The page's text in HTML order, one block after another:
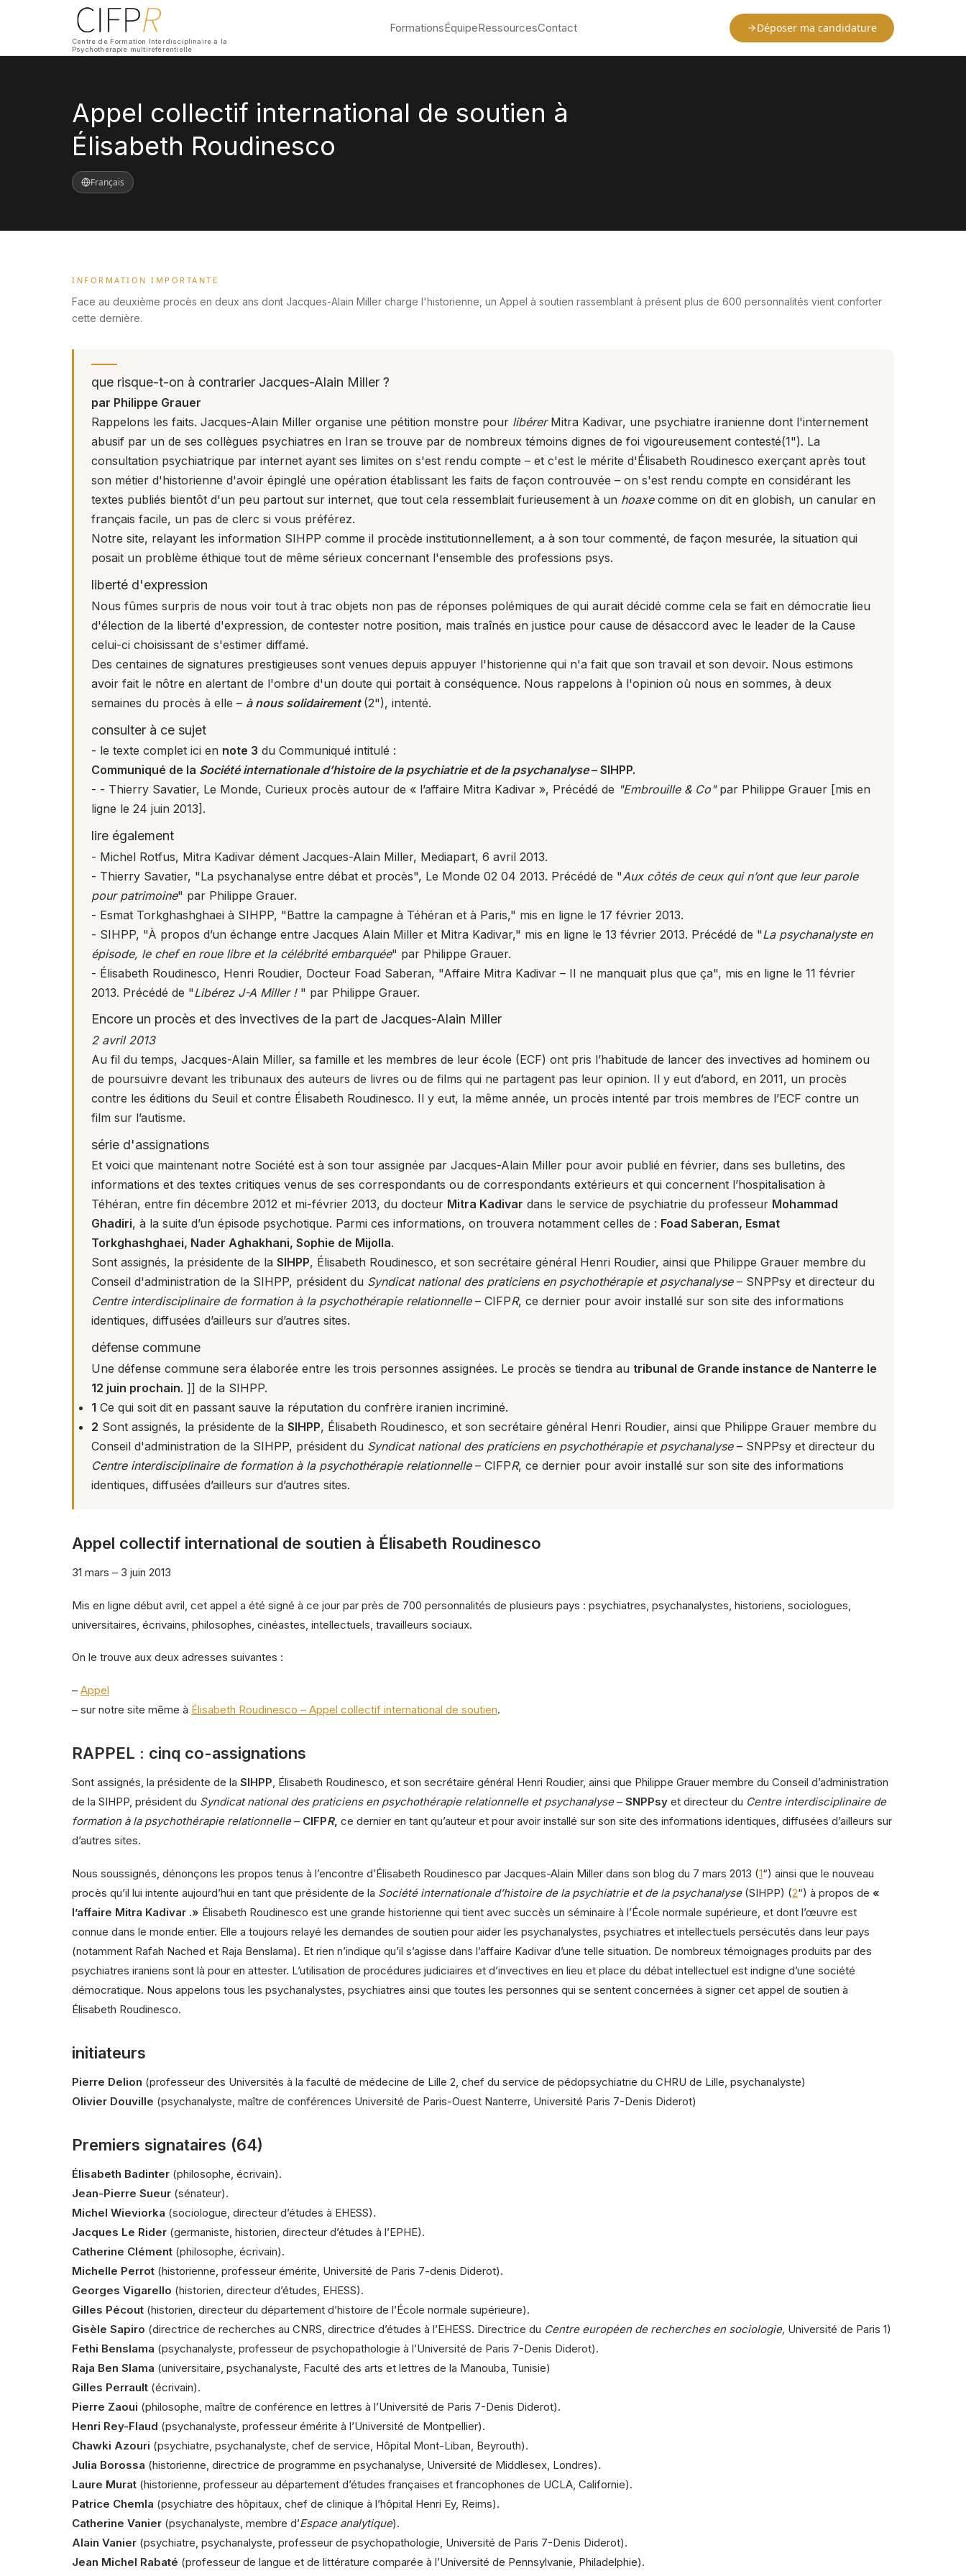
Centre de Formation Interdisciplinaire à la
Psychothérapie multiréférentielle
FormationsÉquipeRessourcesContact Déposer ma candidature
Appel collectif international de soutien à
Élisabeth Roudinesco
Français
INFORMATION IMPORTANTE
Face au deuxième procès en deux ans dont Jacques-Alain Miller charge l'historienne, un Appel à soutien rassemblant à présent plus de 600 personnalités vient conforter
cette dernière.
que risque-t-on à contrarier Jacques-Alain Miller ?
par Philippe Grauer
Rappelons les faits. Jacques-Alain Miller organise une pétition monstre pour libérerMitra Kadivar, une psychiatre iranienne dont l'internement
abusif par un de ses collègues psychiatres en Iran se trouve par de nombreux témoins dignes de foi vigoureusement contesté(1"). La
consultation psychiatrique par internet ayant ses limites on s'est rendu compte – et c'est le mérite d'Élisabeth Roudinesco exerçant après tout
son métier d'historienne d'avoir épinglé une opération établissant les faits de façon controuvée – on s'est rendu compte en considérant les
textes publiés bientôt d'un peu partout sur internet, que tout cela ressemblait furieusement à un hoaxecomme on dit en globish, un canular en
français facile, un pas de clerc si vous préférez.
Notre site, relayant les information SIHPP comme il procède institutionnellement, a à son tour commenté, de façon mesurée, la situation qui
posait un problème éthique tout de même sérieux concernant l'ensemble des professions psys.
liberté d'expression
Nous fûmes surpris de nous voir tout à trac objets non pas de réponses polémiques de qui aurait décidé comme cela se fait en démocratie lieu
d'élection de la liberté d'expression, de contester notre position, mais traînés en justice pour cause de désaccord avec le leader de la Cause
celui-ci choisissant de s'estimer diffamé.
Des centaines de signatures prestigieuses sont venues depuis appuyer l'historienne qui n'a fait que son travail et son devoir. Nous estimons
avoir fait le nôtre en alertant de l'ombre d'un doute qui portait à conséquence. Nous rappelons à l'opinion où nous en sommes, à deux
semaines du procès à elle – à nous solidairement (2"), intenté.
consulter à ce sujet
- le texte complet ici en note 3 du Communiqué intitulé :
Communiqué de la Société internationale d’histoire de la psychiatrie et de la psychanalyse– SIHPP.
- - Thierry Savatier, Le Monde, Curieux procès autour de « l’affaire Mitra Kadivar », Précédé de "Embrouille & Co"par Philippe Grauer [mis en
ligne le 24 juin 2013].
lire également
- Michel Rotfus, Mitra Kadivar dément Jacques-Alain Miller, Mediapart, 6 avril 2013.
- Thierry Savatier, "La psychanalyse entre débat et procès", Le Monde 02 04 2013. Précédé de "Aux côtés de ceux qui n’ont que leur parole
pour patrimoine" par Philippe Grauer.
- Esmat Torkghashghaei à SIHPP, "Battre la campagne à Téhéran et à Paris," mis en ligne le 17 février 2013.
- SIHPP, "À propos d’un échange entre Jacques Alain Miller et Mitra Kadivar," mis en ligne le 13 février 2013. Précédé de "La psychanalyste en
épisode, le chef en roue libre et la célébrité embarquée" par Philippe Grauer.
- Élisabeth Roudinesco, Henri Roudier, Docteur Foad Saberan, "Affaire Mitra Kadivar – Il ne manquait plus que ça", mis en ligne le 11 février
2013. Précédé de "Libérez J-A Miller !" par Philippe Grauer.
Encore un procès et des invectives de la part de Jacques-Alain Miller
2 avril 2013
Au fil du temps, Jacques-Alain Miller, sa famille et les membres de leur école (ECF) ont pris l’habitude de lancer des invectives ad hominem ou
de poursuivre devant les tribunaux des auteurs de livres ou de films qui ne partagent pas leur opinion. Il y eut d’abord, en 2011, un procès
contre les éditions du Seuil et contre Élisabeth Roudinesco. Il y eut, la même année, un procès intenté par trois membres de l’ECF contre un
film sur l’autisme.
série d'assignations
Et voici que maintenant notre Société est à son tour assignée par Jacques-Alain Miller pour avoir publié en février, dans ses bulletins, des
informations et des textes critiques venus de ses correspondants ou de correspondants extérieurs et qui concernent l’hospitalisation à
Téhéran, entre fin décembre 2012 et mi-février 2013, du docteur Mitra Kadivar dans le service de psychiatrie du professeur Mohammad
Ghadiri, à la suite d’un épisode psychotique. Parmi ces informations, on trouvera notamment celles de : Foad Saberan, Esmat
Torkghashghaei, Nader Aghakhani, Sophie de Mijolla.
Sont assignés, la présidente de la SIHPP, Élisabeth Roudinesco, et son secrétaire général Henri Roudier, ainsi que Philippe Grauer membre du
Conseil d'administration de la SIHPP, président du Syndicat national des praticiens en psychothérapie et psychanalyse– SNPPsy et directeur du
Centre interdisciplinaire de formation à la psychothérapie relationnelle– CIFPR, ce dernier pour avoir installé sur son site des informations
identiques, diffusées d’ailleurs sur d’autres sites.
défense commune
Une défense commune sera élaborée entre les trois personnes assignées. Le procès se tiendra au tribunal de Grande instance de Nanterre le
12 juin prochain. ]] de la SIHPP.
1 Ce qui soit dit en passant sauve la réputation du confrère iranien incriminé.
2 Sont assignés, la présidente de la SIHPP, Élisabeth Roudinesco, et son secrétaire général Henri Roudier, ainsi que Philippe Grauer membre du
Conseil d'administration de la SIHPP, président du Syndicat national des praticiens en psychothérapie et psychanalyse– SNPPsy et directeur du
Centre interdisciplinaire de formation à la psychothérapie relationnelle– CIFPR, ce dernier pour avoir installé sur son site des informations
identiques, diffusées d’ailleurs sur d’autres sites.
Appel collectif international de soutien à Élisabeth Roudinesco
31 mars – 3 juin 2013
Mis en ligne début avril, cet appel a été signé à ce jour par près de 700 personnalités de plusieurs pays : psychiatres, psychanalystes, historiens, sociologues,
universitaires, écrivains, philosophes, cinéastes, intellectuels, travailleurs sociaux.
On le trouve aux deux adresses suivantes :
– Appel
– sur notre site même à Élisabeth Roudinesco – Appel collectif international de soutien.
RAPPEL : cinq co-assignations
Sont assignés, la présidente de la SIHPP, Élisabeth Roudinesco, et son secrétaire général Henri Roudier, ainsi que Philippe Grauer membre du Conseil d’administration
de la SIHPP, président du Syndicat national des praticiens en psychothérapie relationnelleetpsychanalyse– SNPPsy et directeur du Centre interdisciplinairede
formation à la psychothérapierelationnelle– CIFPR, ce dernier en tant qu’auteur et pour avoir installé sur son site des informations identiques, diffusées d’ailleurs sur
d’autres sites.
Nous soussignés, dénonçons les propos tenus à l’encontre d’Élisabeth Roudinesco par Jacques-Alain Miller dans son blog du 7 mars 2013 (1“) ainsi que le nouveau
procès qu’il lui intente aujourd’hui en tant que présidente de la Société internationale d’histoire de la psychiatrie et de la psychanalyse(SIHPP) (2“) à propos de «
l’affaire Mitra Kadivar .» Élisabeth Roudinesco est une grande historienne qui tient avec succès un séminaire à l’École normale supérieure, et dont l’œuvre est
connue dans le monde entier. Elle a toujours relayé les demandes de soutien pour aider les psychanalystes, psychiatres et intellectuels persécutés dans leur pays
(notamment Rafah Nached et Raja Benslama). Et rien n’indique qu’il s’agisse dans l’affaire Kadivar d’une telle situation. De nombreux témoignages produits par des
psychiatres iraniens sont là pour en attester. L’utilisation de procédures judiciaires et d’invectives en lieu et place du débat intellectuel est indigne d’une société
démocratique. Nous appelons tous les psychanalystes, psychiatres ainsi que toutes les personnes qui se sentent concernées à signer cet appel de soutien à
Élisabeth Roudinesco.
initiateurs
Pierre Delion (professeur des Universités à la faculté de médecine de Lille 2, chef du service de pédopsychiatrie du CHRU de Lille, psychanalyste)
Olivier Douville (psychanalyste, maître de conférences Université de Paris-Ouest Nanterre, Université Paris 7-Denis Diderot)
Premiers signataires (64)
Élisabeth Badinter (philosophe, écrivain).
Jean-Pierre Sueur (sénateur).
Michel Wieviorka (sociologue, directeur d’études à EHESS).
Jacques Le Rider (germaniste, historien, directeur d’études à l’EPHE).
Catherine Clément (philosophe, écrivain).
Michelle Perrot (historienne, professeur émérite, Université de Paris 7-denis Diderot).
Georges Vigarello (historien, directeur d’études, EHESS).
Gilles Pécout (historien, directeur du département d’histoire de l’École normale supérieure).
Gisèle Sapiro (directrice de recherches au CNRS, directrice d’études à l’EHESS. Directrice du Centre européen de recherches en sociologie, Université de Paris 1)
Fethi Benslama (psychanalyste, professeur de psychopathologie à l’Université de Paris 7-Denis Diderot).
Raja Ben Slama (universitaire, psychanalyste, Faculté des arts et lettres de la Manouba, Tunisie)
Gilles Perrault (écrivain).
Pierre Zaoui (philosophe, maître de conférence en lettres à l’Université de Paris 7-Denis Diderot).
Henri Rey-Flaud (psychanalyste, professeur émérite à l’Université de Montpellier).
Chawki Azouri (psychiatre, psychanalyste, chef de service, Hôpital Mont-Liban, Beyrouth).
Julia Borossa (historienne, directrice de programme en psychanalyse, Université de Middlesex, Londres).
Laure Murat (historienne, professeur au département d’études françaises et francophones de UCLA, Californie).
Patrice Chemla (psychiatre des hôpitaux, chef de clinique à l’hôpital Henri Ey, Reims).
Catherine Vanier (psychanalyste, membre d’Espace analytique).
Alain Vanier (psychiatre, psychanalyste, professeur de psychopathologie, Université de Paris 7-Denis Diderot).
Jean Michel Rabaté (professeur de langue et de littérature comparée à l’Université de Pennsylvanie, Philadelphie).